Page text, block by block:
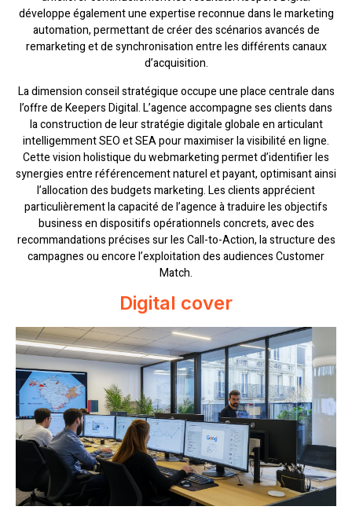
développe également une expertise reconnue dans le marketing
automation, permettant de créer des scénarios avancés de
remarketing et de synchronisation entre les différents canaux
d’acquisition.
La dimension conseil stratégique occupe une place centrale dans
l’offre de Keepers Digital. L’agence accompagne ses clients dans
la construction de leur stratégie digitale globale en articulant
intelligemment SEO et SEA pour maximiser la visibilité en ligne.
Cette vision holistique du webmarketing permet d’identifier les
synergies entre référencement naturel et payant, optimisant ainsi
l’allocation des budgets marketing. Les clients apprécient
particulièrement la capacité de l’agence à traduire les objectifs
business en dispositifs opérationnels concrets, avec des
recommandations précises sur les Call-to-Action, la structure des
campagnes ou encore l’exploitation des audiences Customer
Match.
Digital cover